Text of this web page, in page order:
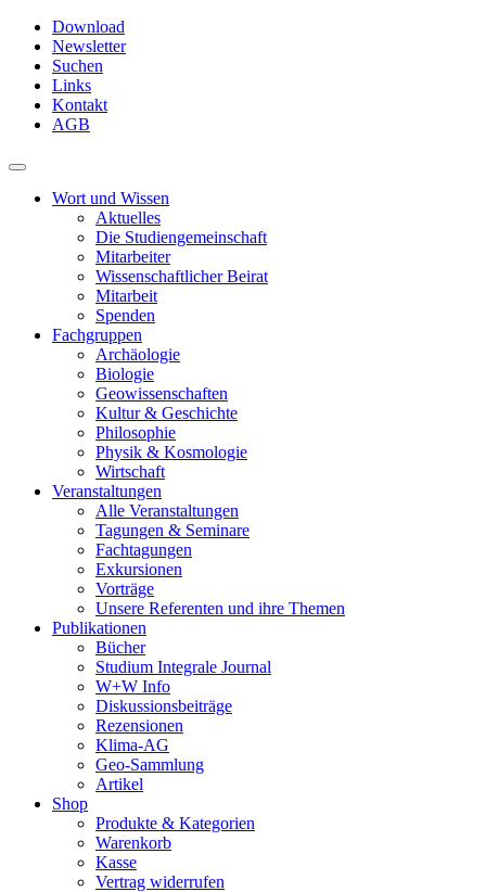
Skip
main
content
Download
Newsletter
Suchen
Links
Kontakt
AGB
Toggle
navigationWort und Wissen
Aktuelles
Die Studiengemeinschaft
Mitarbeiter
Wissenschaftlicher Beirat
Mitarbeit
Spenden
Fachgruppen
Archäologie
Biologie
Geowissenschaften
Kultur & Geschichte
Philosophie
Physik & Kosmologie
Wirtschaft
Veranstaltungen
Alle Veranstaltungen
Tagungen & Seminare
Fachtagungen
Exkursionen
Vorträge
Unsere Referenten und ihre Themen
Publikationen
Bücher
Studium Integrale Journal
W+W Info
Diskussionsbeiträge
Rezensionen
Klima-AG
Geo-Sammlung
Artikel
Shop
Produkte & Kategorien
Warenkorb
Kasse
Vertrag widerrufen